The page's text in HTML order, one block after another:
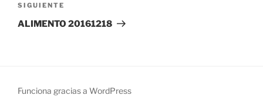
Siguiente
entrada
SIGUIENTE
ALIMENTO 20161218
Funciona gracias a WordPress